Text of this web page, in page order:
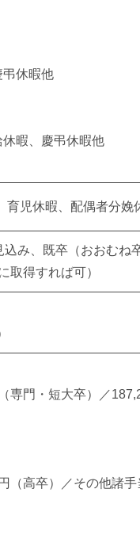
弔休暇他
暇、慶弔休暇他
児休暇、配偶者分
み、既卒（おおむね
取得すれば可）
門・短大卒）／
（高卒）／その他諸手